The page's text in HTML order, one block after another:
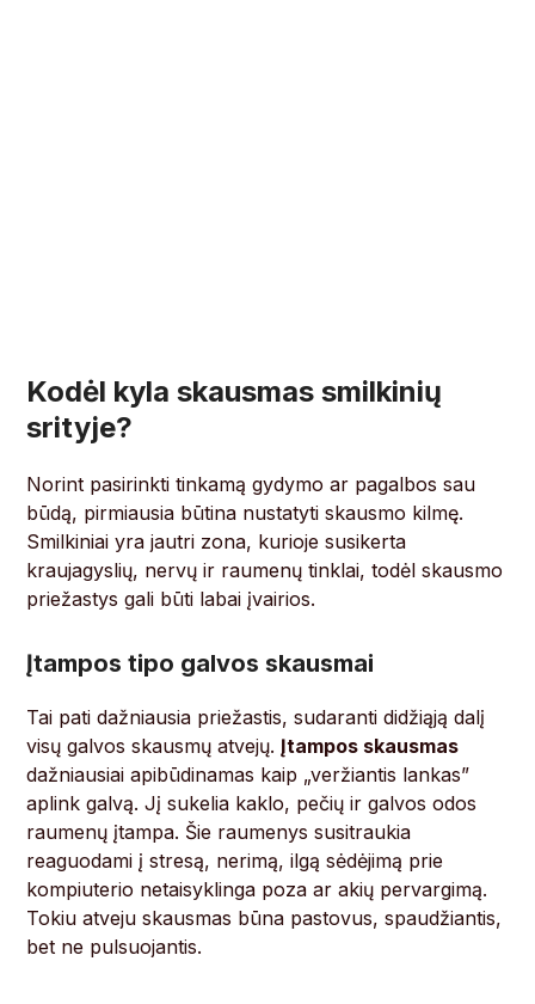
Kodėl kyla skausmas smilkinių
srityje?
Norint pasirinkti tinkamą gydymo ar pagalbos sau
būdą, pirmiausia būtina nustatyti skausmo kilmę.
Smilkiniai yra jautri zona, kurioje susikerta
kraujagyslių, nervų ir raumenų tinklai, todėl skausmo
priežastys gali būti labai įvairios.
Įtampos tipo galvos skausmai
Tai pati dažniausia priežastis, sudaranti didžiąją dalį
visų galvos skausmų atvejų. Įtampos skausmas
dažniausiai apibūdinamas kaip „veržiantis lankas”
aplink galvą. Jį sukelia kaklo, pečių ir galvos odos
raumenų įtampa. Šie raumenys susitraukia
reaguodami į stresą, nerimą, ilgą sėdėjimą prie
kompiuterio netaisyklinga poza ar akių pervargimą.
Tokiu atveju skausmas būna pastovus, spaudžiantis,
bet ne pulsuojantis.